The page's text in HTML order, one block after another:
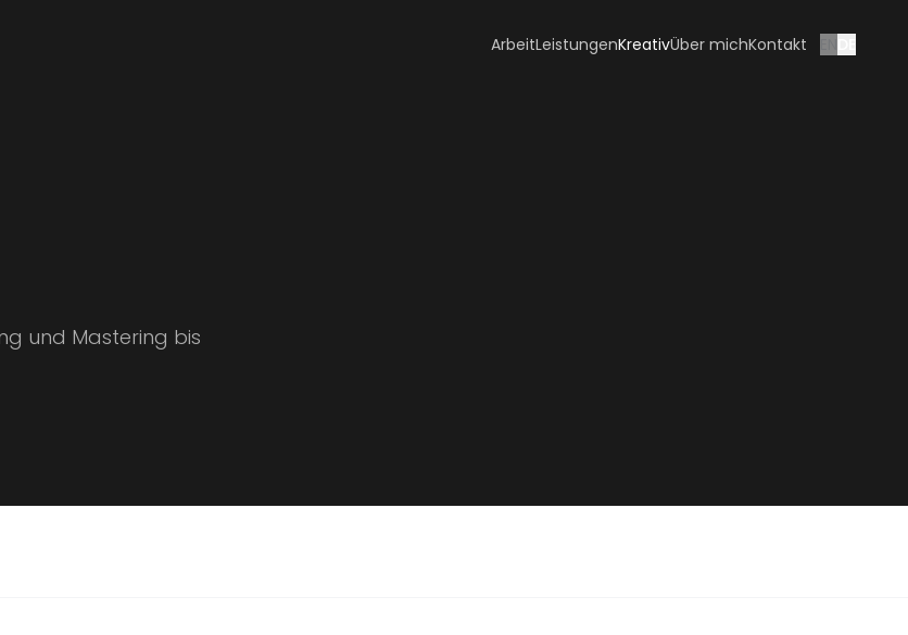
ArbeitLeistungenKreativÜber michKontakt
und Mastering bis